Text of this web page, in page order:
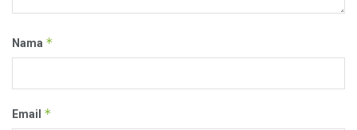
Nama *
Email *